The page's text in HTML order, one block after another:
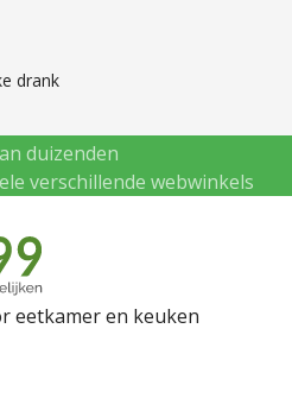
drank
duizenden
verschillende webwinkels
eetkamer en keuken